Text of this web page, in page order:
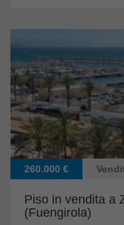
260.000 €
Piso in vendita a
(Fuengirola)